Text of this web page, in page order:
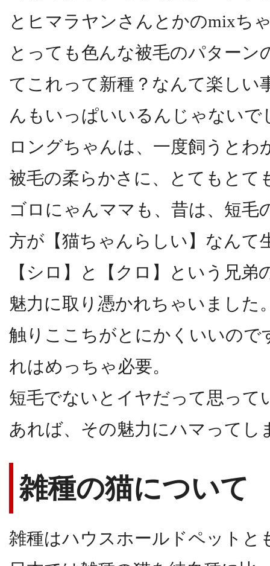
とヒマラヤンさんとかのmixち
とっても色んな被毛のパター
てこれって新種？なんて楽しい
んもいっぱいいるんじゃないで
ロングちゃんは、一度飼うと
被毛の柔らかさに、とてもとて
ゴロにゃんママも、昔は、短毛
方が【猫ちゃんらしい】なんて
【シロ】と【クロ】という兄
魅力に取り憑かれちゃいました
触りここちがとにかくいいので
れはめっちゃ必要。
短毛でないとイヤだって思っ
あれば、その魅力にハマって
雑種の猫について
雑種はハウスホールドペットと